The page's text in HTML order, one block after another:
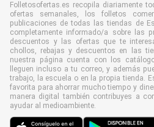
Folletosofertas.es recopila diariamente
ofertas semanales, los folletos
publicaciones de todas las tiendas de
completamente informado/a sobre las
descuentos y las ofertas que te
chollos, rebajas y descuentos en las
nuestra página cuenta con los
lleguen incluso a tu correo, y además
trabajo, la escuela o en la propia tienda.
favorita para ahorrar mucho tiempo y
manera digital también contribuyes a
ayudar al medioambiente.